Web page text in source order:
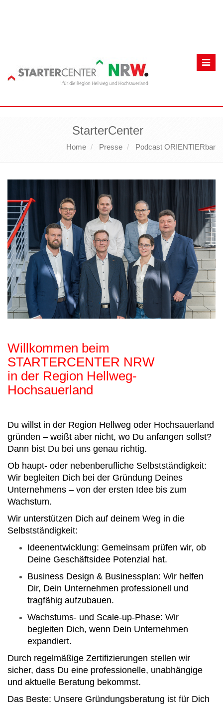
StarterCenter
Home Presse Podcast ORIENTIERbar
Willkommen beim
STARTERCENTER NRW
in der Region Hellweg-
Hochsauerland
Du willst in der Region Hellweg oder Hochsauerland
gründen – weißt aber nicht, wo Du anfangen sollst?
Dann bist Du bei uns genau richtig.
Ob haupt- oder nebenberufliche Selbstständigkeit:
Wir begleiten Dich bei der Gründung Deines
Unternehmens – von der ersten Idee bis zum
Wachstum.
Wir unterstützen Dich auf deinem Weg in die
Selbstständigkeit:
Ideenentwicklung: Gemeinsam prüfen wir, ob
Deine Geschäftsidee Potenzial hat.
Business Design & Businessplan: Wir helfen
Dir, Dein Unternehmen professionell und
tragfähig aufzubauen.
Wachstums- und Scale-up-Phase: Wir
begleiten Dich, wenn Dein Unternehmen
expandiert.
Durch regelmäßige Zertifizierungen stellen wir
sicher, dass Du eine professionelle, unabhängige
und aktuelle Beratung bekommst.
Das Beste: Unsere Gründungsberatung ist für Dich